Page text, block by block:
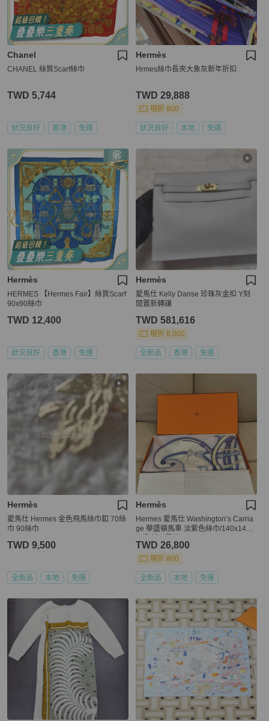
Chanel
CHANEL 絲質Scarf絲巾
TWD 5,744
狀況良好 香港 免運
Hermès
Hrmes絲巾長夾大象灰新年折扣
TWD 29,888
現折 800
狀況良好 本地 免運
Hermès
HERMES 【Hermes Fair】絲質Scarf
90x90絲巾
TWD 12,400
狀況良好 香港 免運
Hermès
愛馬仕 Kelly Danse 珍珠灰金扣 Y刻
閒置新轉讓
TWD 581,616
現折 8,000
全新品 香港 免運
Hermès
愛馬仕 Hermes 金色飛馬絲巾釦 70絲
巾 90絲巾
TWD 9,500
全新品 本地 免運
Hermès
Hermes 愛馬仕 Washington’s Carria
ge 華盛頓馬車 淡紫色絲巾/140x140c
TWD 26,800
現折 800
全新品 本地 免運